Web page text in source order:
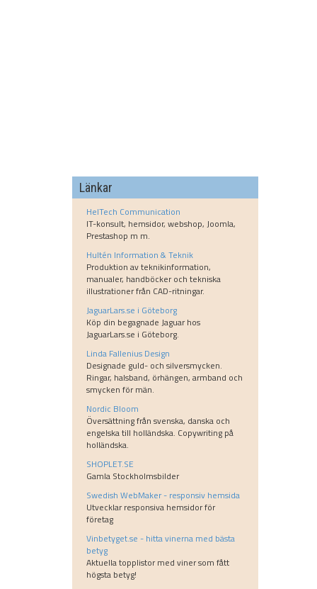
Länkar
HelTech Communication
IT-konsult, hemsidor, webshop, Joomla,
Prestashop m m.
Hultén Information & Teknik
Produktion av teknikinformation,
manualer, handböcker och tekniska
illustrationer från CAD-ritningar.
JaguarLars.se i Göteborg
Köp din begagnade Jaguar hos
JaguarLars.se i Göteborg.
Linda Fallenius Design
Designade guld- och silversmycken.
Ringar, halsband, örhängen, armband och
smycken för män.
Nordic Bloom
Översättning från svenska, danska och
engelska till holländska. Copywriting på
holländska.
SHOPLET.SE
Gamla Stockholmsbilder
Swedish WebMaker - responsiv hemsida
Utvecklar responsiva hemsidor för
företag
Vinbetyget.se - hitta vinerna med bästa
betyg
Aktuella topplistor med viner som fått
högsta betyg!